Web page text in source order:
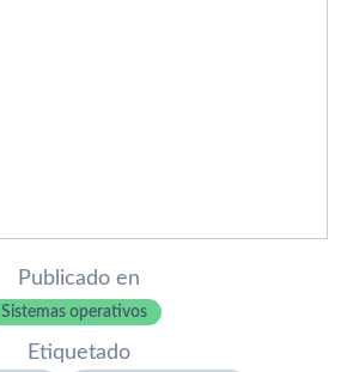
Publicado en
Sistemas operativos
Etiquetado